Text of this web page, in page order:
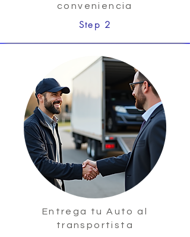
conveniencia
Step 2
Entrega tu Auto al
transportista